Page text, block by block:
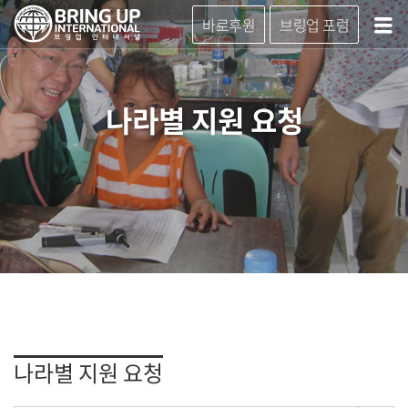
바로후원 브링업 포럼
나라별 지원 요청
나라별 지원 요청